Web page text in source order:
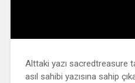
Alttaki yazı sacredtreasure
asıl sahibi yazısına sahip